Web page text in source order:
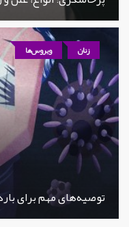
زنان ویروس‌ها
توصیه‌های مهم برای